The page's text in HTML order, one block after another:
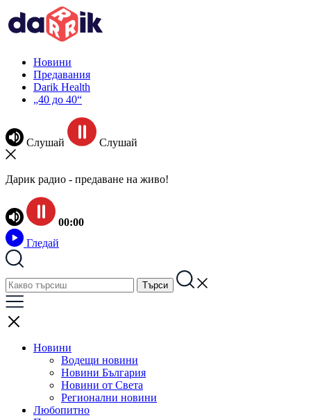
Новини
Предавания
Darik Health
„40 до 40“
Слушай Слушай
Дарик радио - предаване на живо!
00:00
Гледай
Новини
Водещи новини
Новини България
Новини от Света
Регионални новини
Любопитно